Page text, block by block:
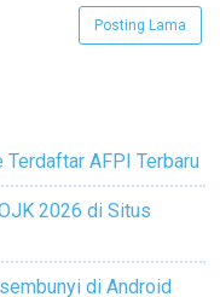
Posting Lama
Terdaftar AFPI Terbaru
2026 di Situs
di Android